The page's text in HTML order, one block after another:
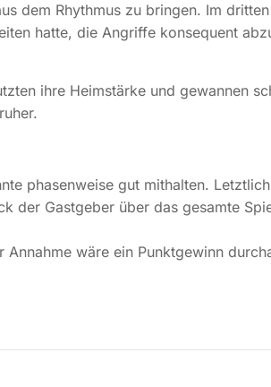
dem Rhythmus zu bringen. Im
hatte, die Angriffe konsequent
ihre Heimstärke und gewannen
phasenweise gut mithalten.
der Gastgeber über das gesamte
wäre ein Punktgewinn